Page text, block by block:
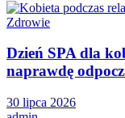
Zdrowie
Dzień SPA dla
naprawdę
30 lipca 2026